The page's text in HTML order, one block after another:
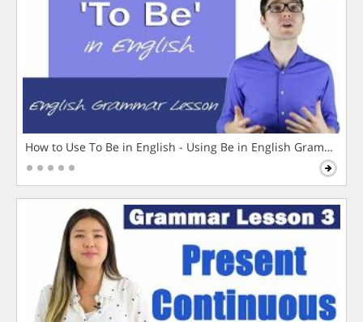
How to Use To Be in English - Using Be in English Grammar